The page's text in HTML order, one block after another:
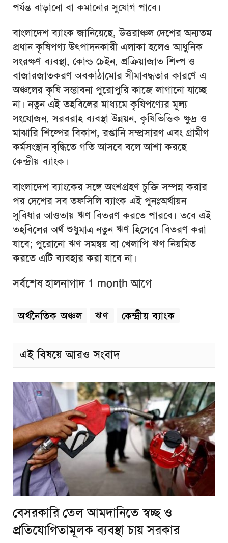
পর্যন্ত বাড়ানো বা কমানোর সুযোগ পাবে।
বাংলাদেশ ব্যাংক জানিয়েছে, উত্তরাঞ্চল দেশের অন্যতম
প্রধান কৃষিপণ্য উৎপাদনকারী এলাকা হলেও আধুনিক
সংরক্ষণ ব্যবস্থা, কোল্ড চেইন, প্রক্রিয়াজাত শিল্প ও
বাজারজাতকরণ অবকাঠামোর সীমাবদ্ধতার কারণে এ
অঞ্চলের কৃষি সম্ভাবনা পুরোপুরি কাজে লাগানো যাচ্ছে
না। নতুন এই তহবিলের মাধ্যমে কৃষিপণ্যের মূল্য
সংযোজন, সরবরাহ ব্যবস্থা উন্নয়ন, কৃষিভিত্তিক ক্ষুদ্র ও
মাঝারি শিল্পের বিকাশ, রপ্তানি সম্প্রসারণ এবং গ্রামীণ
কর্মসংস্থান বৃদ্ধিতে গতি আসবে বলে আশা করছে
কেন্দ্রীয় ব্যাংক।
বাংলাদেশ ব্যাংকের সঙ্গে অংশগ্রহণ চুক্তি সম্পন্ন করার
পর দেশের সব তফসিলি ব্যাংক এই পুনঃঅর্থায়ন
সুবিধার আওতায় ঋণ বিতরণ করতে পারবে। তবে এই
তহবিলের অর্থ শুধুমাত্র নতুন ঋণ হিসেবে বিতরণ করা
যাবে; পুরোনো ঋণ সমন্বয় বা খেলাপি ঋণ নিয়মিত
করতে এটি ব্যবহার করা যাবে না।
সর্বশেষ হালনাগাদ 1 month আগে
অর্থনৈতিক অঞ্চল ঋণ কেন্দ্রীয় ব্যাংক
এই বিষয়ে আরও সংবাদ
বেসরকারি তেল আমদানিতে স্বচ্ছ ও
প্রতিযোগিতামূলক ব্যবস্থা চায় সরকার